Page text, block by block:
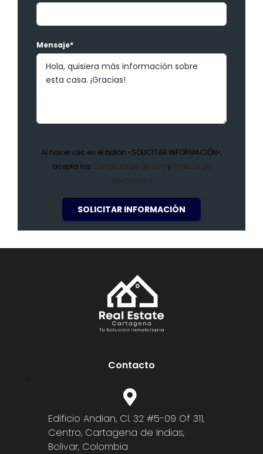
Mensaje*
Al hacer clic en el botón «SOLICITAR INFORMACIÓN»,
acepta los Condiciones de uso y Política de
privacidad
SOLICITAR INFORMACIÓN
Contacto
Edificio Andian, Cl. 32 #5-09 Of 311,
Centro, Cartagena de Indias,
Bolivar, Colombia